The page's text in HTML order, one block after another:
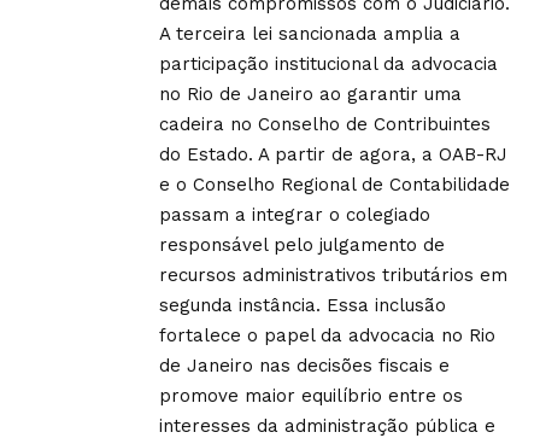
A terceira lei sancionada amplia a
participação institucional da advocacia
no Rio de Janeiro ao garantir uma
cadeira no Conselho de Contribuintes
do Estado. A partir de agora, a OAB-RJ
e o Conselho Regional de Contabilidade
passam a integrar o colegiado
responsável pelo julgamento de
recursos administrativos tributários em
segunda instância. Essa inclusão
fortalece o papel da advocacia no Rio
de Janeiro nas decisões fiscais e
promove maior equilíbrio entre os
interesses da administração pública e